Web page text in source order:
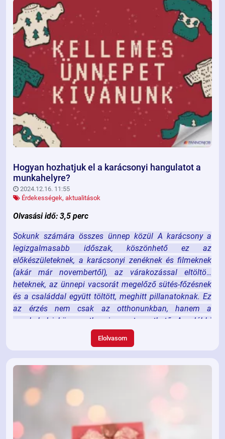
Hogyan hozhatjuk el a karácsonyi hangulatot a
munkahelyre?
2024.12.16. 11:55
Érdekességek, aktualitások
Olvasási idő: 3,5 perc
Sokunk számára összes ünnep közül A karácsony a
legizgalmasabb időszak, köszönhető ez az
előkészületeknek, a karácsonyi zenéknek és filmeknek
(akár már novembertől), az várakozással eltöltött
heteknek, az ünnepi vacsorát megelőző sütés-főzésnek
és a családdal együtt töltött, meghitt pillanatoknak. Ez
az érzés nem csak az otthonunkban, hanem a
munkahelyi környezetben is megteremthető. Az alábbi
ötletekkel könnyedén elhozhatjuk a karácsony varázsát
Elolvasom